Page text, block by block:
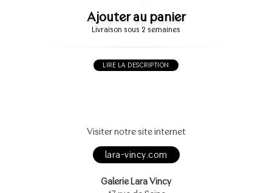
Ajouter au panier
Livraison sous 2 semaines
LIRE LA DESCRIPTION
Visiter notre site internet
lara-vincy.com
Galerie Lara Vincy